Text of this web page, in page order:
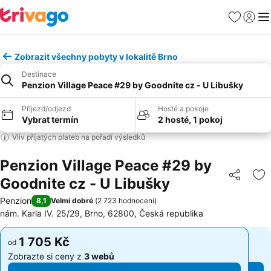
Oblíbené
Zobrazit všechny pobyty v lokalitě Brno
Destinace
Penzion Village Peace #29 by Goodnite cz - U Libušky
Příjezd/odjezd
Vybrat termín
Hosté a pokoje
2 hosté, 1 pokoj
Vliv přijatých plateb na pořadí výsledků
Penzion Village Peace #29 by
Goodnite cz - U Libušky
Sdílet
Penzion 8,1 Velmi dobré (2 723 hodnocení)
nám. Karla IV. 25/29, Brno, 62800, Česká republika
od 1 705 Kč
Zobrazte si ceny z 3 webů
od 1 705 Kč
Zobrazte si ceny z 3 webů